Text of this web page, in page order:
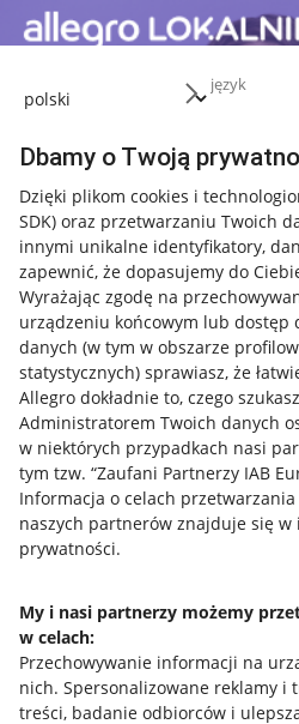
język
Dbamy o Twoją
Dzięki plikom cookies i
SDK) oraz przetwarzaniu Twoich
innymi unikalne identyfikatory,
zapewnić, że dopasujemy do
Wyrażając zgodę na
urządzeniu końcowym lub
danych (w tym w obszarze
statystycznych) sprawiasz, że
Allegro dokładnie to, czego
Administratorem Twoich danych
w niektórych przypadkach nasi
tym tzw. “Zaufani Partnerzy IAB
Informacja o celach
naszych partnerów znajduje się
prywatności.
My i nasi partnerzy możemy
w celach:
Przechowywanie informacji na
nich. Spersonalizowane reklamy i
treści, badanie odbiorców i
Przydatne informacje
Jak to działa
Allegro Gadane dla sprzedających
Allegro Gadane dla kupujących
Mapa miejscowości